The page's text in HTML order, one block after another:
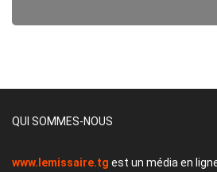
QUI SOMMES-NOUS
www.lemissaire.tg est un média en